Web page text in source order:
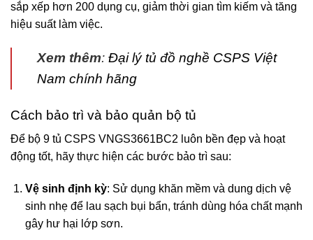
sắp xếp hơn 200 dụng cụ, giảm thời gian tìm kiếm và tăng
hiệu suất làm việc.
Xem thêm: Đại lý tủ đồ nghề CSPS Việt
Nam chính hãng
Cách bảo trì và bảo quản bộ tủ
Để bộ 9 tủ CSPS VNGS3661BC2 luôn bền đẹp và hoạt
động tốt, hãy thực hiện các bước bảo trì sau:
Vệ sinh định kỳ: Sử dụng khăn mềm và dung dịch vệ
sinh nhẹ để lau sạch bụi bẩn, tránh dùng hóa chất mạnh
gây hư hại lớp sơn.